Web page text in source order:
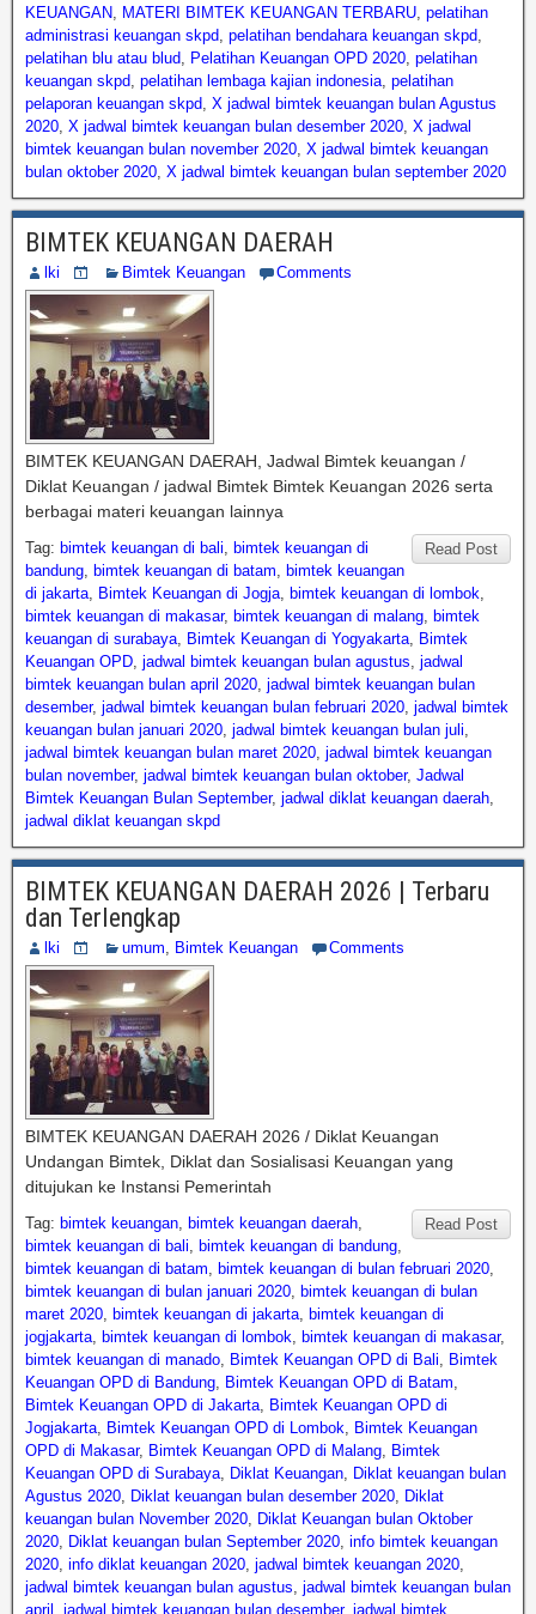
KEUANGAN, MATERI BIMTEK KEUANGAN TERBARU, pelatihan
administrasi keuangan skpd, pelatihan bendahara keuangan skpd,
pelatihan blu atau blud, Pelatihan Keuangan OPD 2020, pelatihan
keuangan skpd, pelatihan lembaga kajian indonesia, pelatihan
pelaporan keuangan skpd, X jadwal bimtek keuangan bulan Agustus
2020, X jadwal bimtek keuangan bulan desember 2020, X jadwal
bimtek keuangan bulan november 2020, X jadwal bimtek keuangan
bulan oktober 2020, X jadwal bimtek keuangan bulan september 2020
BIMTEK KEUANGAN DAERAH
lki Bimtek Keuangan Comments
BIMTEK KEUANGAN DAERAH, Jadwal Bimtek keuangan /
Diklat Keuangan / jadwal Bimtek Bimtek Keuangan 2026 serta
berbagai materi keuangan lainnya
Read Post
Tag: bimtek keuangan di bali, bimtek keuangan di
bandung, bimtek keuangan di batam, bimtek keuangan
di jakarta, Bimtek Keuangan di Jogja, bimtek keuangan di lombok,
bimtek keuangan di makasar, bimtek keuangan di malang, bimtek
keuangan di surabaya, Bimtek Keuangan di Yogyakarta, Bimtek
Keuangan OPD, jadwal bimtek keuangan bulan agustus, jadwal
bimtek keuangan bulan april 2020, jadwal bimtek keuangan bulan
desember, jadwal bimtek keuangan bulan februari 2020, jadwal bimtek
keuangan bulan januari 2020, jadwal bimtek keuangan bulan juli,
jadwal bimtek keuangan bulan maret 2020, jadwal bimtek keuangan
bulan november, jadwal bimtek keuangan bulan oktober, Jadwal
Bimtek Keuangan Bulan September, jadwal diklat keuangan daerah,
jadwal diklat keuangan skpd
BIMTEK KEUANGAN DAERAH 2026 | Terbaru
dan Terlengkap
lki umum, Bimtek Keuangan Comments
BIMTEK KEUANGAN DAERAH 2026 / Diklat Keuangan
Undangan Bimtek, Diklat dan Sosialisasi Keuangan yang
ditujukan ke Instansi Pemerintah
Read Post
Tag: bimtek keuangan, bimtek keuangan daerah,
bimtek keuangan di bali, bimtek keuangan di bandung,
bimtek keuangan di batam, bimtek keuangan di bulan februari 2020,
bimtek keuangan di bulan januari 2020, bimtek keuangan di bulan
maret 2020, bimtek keuangan di jakarta, bimtek keuangan di
jogjakarta, bimtek keuangan di lombok, bimtek keuangan di makasar,
bimtek keuangan di manado, Bimtek Keuangan OPD di Bali, Bimtek
Keuangan OPD di Bandung, Bimtek Keuangan OPD di Batam,
Bimtek Keuangan OPD di Jakarta, Bimtek Keuangan OPD di
Jogjakarta, Bimtek Keuangan OPD di Lombok, Bimtek Keuangan
OPD di Makasar, Bimtek Keuangan OPD di Malang, Bimtek
Keuangan OPD di Surabaya, Diklat Keuangan, Diklat keuangan bulan
Agustus 2020, Diklat keuangan bulan desember 2020, Diklat
keuangan bulan November 2020, Diklat Keuangan bulan Oktober
2020, Diklat keuangan bulan September 2020, info bimtek keuangan
2020, info diklat keuangan 2020, jadwal bimtek keuangan 2020,
jadwal bimtek keuangan bulan agustus, jadwal bimtek keuangan bulan
april
jadwal bimtek keuangan bulan desember, jadwal bimtek